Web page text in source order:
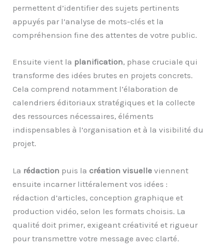
permettent d’identifier des sujets pertinents
appuyés par l’analyse de mots-clés et la
compréhension fine des attentes de votre public.
Ensuite vient la planification, phase cruciale qui
transforme des idées brutes en projets concrets.
Cela comprend notamment l’élaboration de
calendriers éditoriaux stratégiques et la collecte
des ressources nécessaires, éléments
indispensables à l’organisation et à la visibilité du
projet.
La rédaction puis lacréation visuelle viennent
ensuite incarner littéralement vos idées :
rédaction d’articles, conception graphique et
production vidéo, selon les formats choisis. La
qualité doit primer, exigeant créativité et rigueur
pour transmettre votre message avec clarté.